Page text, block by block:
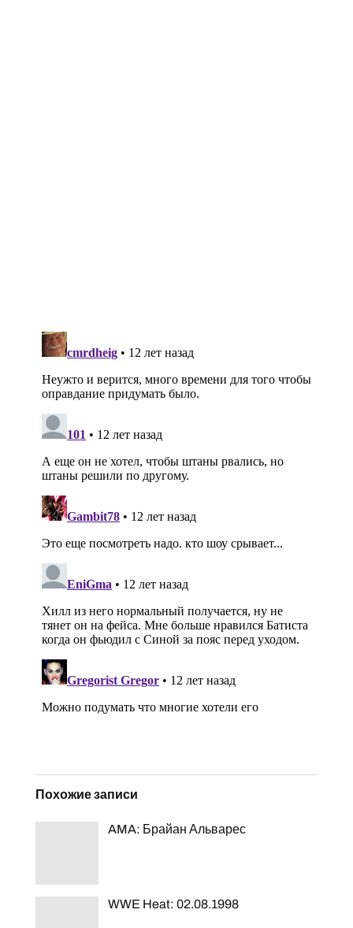
Похожие записи
AMA: Брайан Альварес
WWE Heat: 02.08.1998